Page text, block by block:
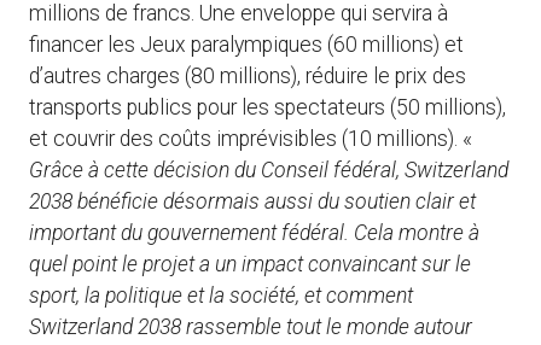
millions de francs. Une enveloppe qui servira à
financer les Jeux paralympiques (60 millions) et
d’autres charges (80 millions), réduire le prix des
transports publics pour les spectateurs (50 millions),
et couvrir des coûts imprévisibles (10 millions). «
Grâce à cette décision du Conseil fédéral, Switzerland
2038 bénéficie désormais aussi du soutien clair et
important du gouvernement fédéral. Cela montre à
quel point le projet a un impact convaincant sur le
sport, la politique et la société, et comment
Switzerland 2038 rassemble tout le monde autour